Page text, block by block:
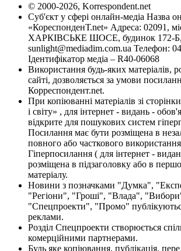
© 2000-2026, Korrespondent.net
Суб'єкт у сфері онлайн-медіа Назва
«КореспонденТ.net» Адреса: 02091,
ХАРКІВСЬКЕ ШОСЕ, будинок 172-Б,
sunlight@mediadim.com.ua Телефон:
Ідентифікатор медіа – R40-06068
Використання будь-яких матеріалів,
сайті, дозволяється за умови
Корреспондент.net.
При копіюванні матеріалів зі
і світу» , для інтернет - видань -
відкрите для пошукових систем
Посилання має бути розміщена в
повного або часткового використання
Гіперпосилання ( для інтернет -
розміщена в підзаголовку або в
матеріалу.
Новини з позначками "Думка",
"Регіони", "Гроші", "Влада",
"Спецпроекти", "Промо"
реклами.
Розділ Спецпроекти створюється
комерційними партнерами.
Будь яке копіювання, публікація,